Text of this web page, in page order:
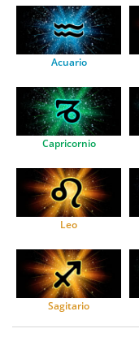
Acuario
Capricornio
Leo
Sagitario